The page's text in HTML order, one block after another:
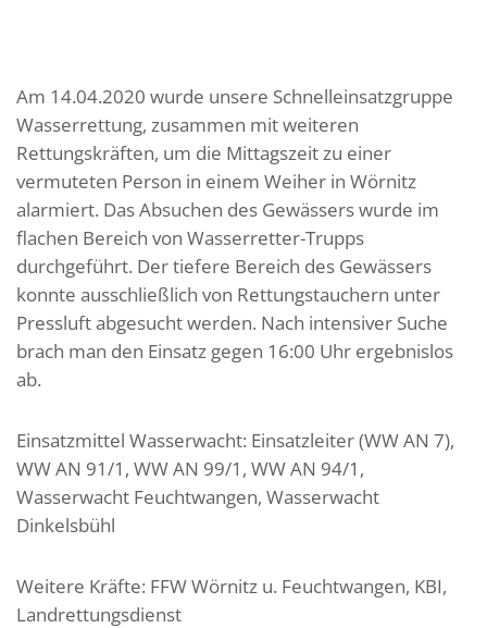
Am 14.04.2020 wurde unsere Schnelleinsatzgruppe
Wasserrettung, zusammen mit weiteren
Rettungskräften, um die Mittagszeit zu einer
vermuteten Person in einem Weiher in Wörnitz
alarmiert. Das Absuchen des Gewässers wurde im
flachen Bereich von Wasserretter-Trupps
durchgeführt. Der tiefere Bereich des Gewässers
konnte ausschließlich von Rettungstauchern unter
Pressluft abgesucht werden. Nach intensiver Suche
brach man den Einsatz gegen 16:00 Uhr ergebnislos
ab.
Einsatzmittel Wasserwacht: Einsatzleiter (WW AN 7),
WW AN 91/1, WW AN 99/1, WW AN 94/1,
Wasserwacht Feuchtwangen, Wasserwacht
Dinkelsbühl
Weitere Kräfte: FFW Wörnitz u. Feuchtwangen, KBI,
Landrettungsdienst